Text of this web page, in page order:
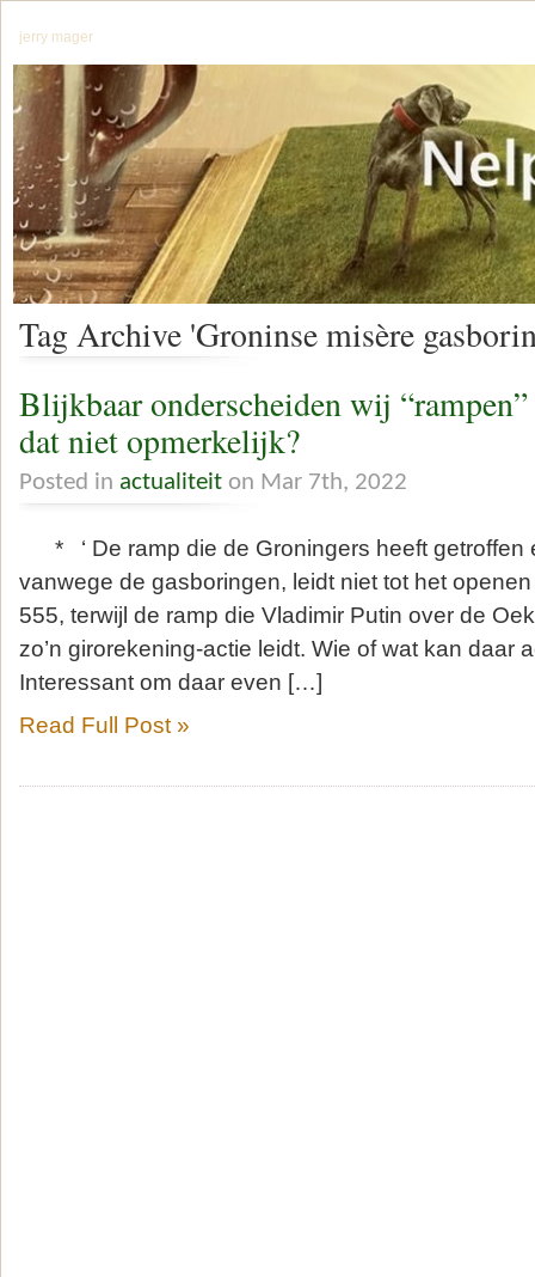
jerry mager
Tag Archive 'Groninse misère
Blijkbaar onderscheiden wij “rampen”
dat niet opmerkelijk?
Posted in actualiteit on Mar 7th, 2022
* ‘ De ramp die de Groningers heeft getroffen
vanwege de gasboringen, leidt niet tot het
555, terwijl de ramp die Vladimir Putin over de
zo’n girorekening-actie leidt. Wie of wat kan daar
Interessant om daar even […]
Read Full Post »